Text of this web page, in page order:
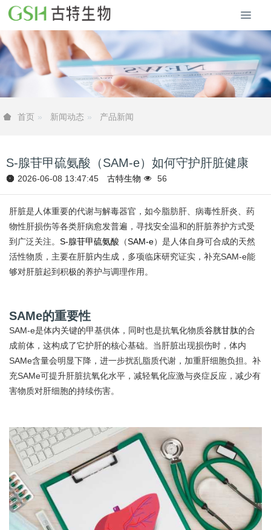
首页 新闻动态 产品新闻
S-腺苷甲硫氨酸（SAM-e）如何守护肝脏健康
2026-06-08 13:47:45 古特生物 56
肝脏是人体重要的代谢与解毒器官，如今脂肪肝、病毒性肝炎、药
物性肝损伤等各类肝病愈发普遍，寻找安全温和的肝脏养护方式受
到广泛关注。 S-腺苷甲硫氨酸 （SAM-e）是人体自身可合成的天然
活性物质，主要在肝脏内生成，多项临床研究证实，补充SAM-e能
够对肝脏起到积极的养护与调理作用。
SAMe的重要性
SAM-e是体内关键的甲基供体，同时也是抗氧化物质谷胱甘肽的合
成前体，这构成了它护肝的核心基础。当肝脏出现损伤时，体内
SAMe含量会明显下降，进一步扰乱脂质代谢，加重肝细胞负担。补
充SAMe可提升肝脏抗氧化水平，减轻氧化应激与炎症反应，减少有
害物质对肝细胞的持续伤害。